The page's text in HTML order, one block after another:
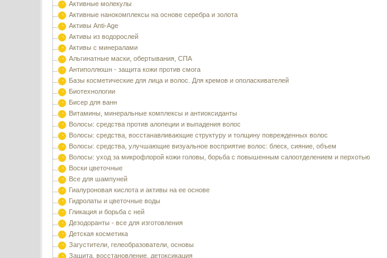
Активные молекулы
Активные нанокомплексы на основе серебра и золота
Активы Anti-Age
Активы из водорослей
Активы с минералами
Альгинатные маски, обертывания, СПА
Антиполлюшн - защита кожи против смога
Базы косметические для лица и волос. Для кремов и ополаскивателей
Биотехнологии
Бисер для ванн
Витамины, минеральные комплексы и антиоксиданты
Волосы: средства против алопеции и выпадения волос
Волосы: средства, восстанавливающие структуру и толщину поврежденных волос
Волосы: средства, улучшающие визуальное восприятие волос: блеск, сияние, объем
Волосы: уход за микрофлорой кожи головы, борьба с повышенным салоотделением и перхотью
Воски цветочные
Все для шампуней
Гиалуроновая кислота и активы на ее основе
Гидролаты и цветочные воды
Гликация и борьба с ней
Дезодоранты - все для изготовления
Детская косметика
Загустители, гелеобразователи, основы
Защита, восстановление, детоксикация